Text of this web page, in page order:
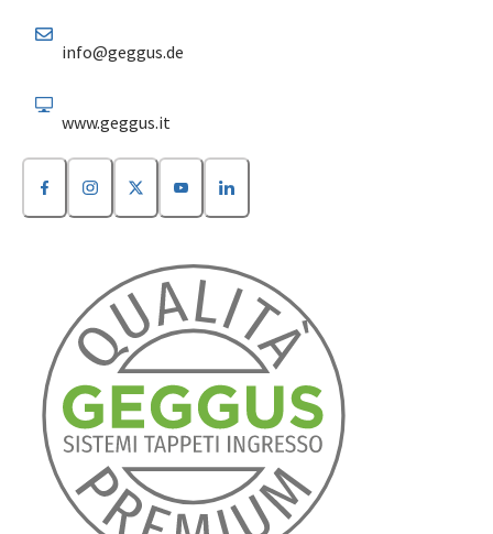
info@geggus.de
www.geggus.it